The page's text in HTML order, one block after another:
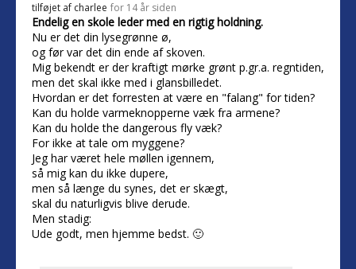
tilføjet af charlee for 14 år siden
Endelig en skole leder med en rigtig holdning.
Nu er det din lysegrønne ø,
og før var det din ende af skoven.
Mig bekendt er der kraftigt mørke grønt p.gr.a. regntiden,
men det skal ikke med i glansbilledet.
Hvordan er det forresten at være en "falang" for tiden?
Kan du holde varmeknopperne væk fra armene?
Kan du holde the dangerous fly væk?
For ikke at tale om myggene?
Jeg har været hele møllen igennem,
så mig kan du ikke dupere,
men så længe du synes, det er skægt,
skal du naturligvis blive derude.
Men stadig:
Ude godt, men hjemme bedst. 🙂